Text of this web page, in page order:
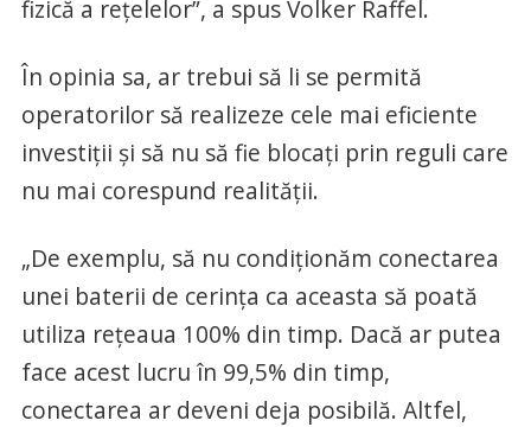
fizică a reţelelor”, a spus Volker Raffel.
În opinia sa, ar trebui să li se permită
operatorilor să realizeze cele mai eficiente
investiţii şi să nu să fie blocaţi prin reguli care
nu mai corespund realităţii.
„De exemplu, să nu condiţionăm conectarea
unei baterii de cerinţa ca aceasta să poată
utiliza reţeaua 100% din timp. Dacă ar putea
face acest lucru în 99,5% din timp,
conectarea ar deveni deja posibilă. Altfel,